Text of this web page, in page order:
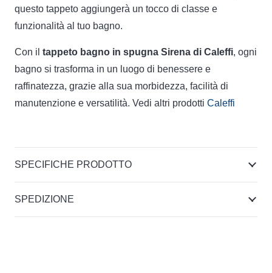
questo tappeto aggiungerà un tocco di classe e
funzionalità al tuo bagno.
Con il tappeto bagno in spugna Sirena di Caleffi, ogni
bagno si trasforma in un luogo di benessere e
raffinatezza, grazie alla sua morbidezza, facilità di
manutenzione e versatilità. Vedi altri prodotti Caleffi
SPECIFICHE PRODOTTO
SPEDIZIONE